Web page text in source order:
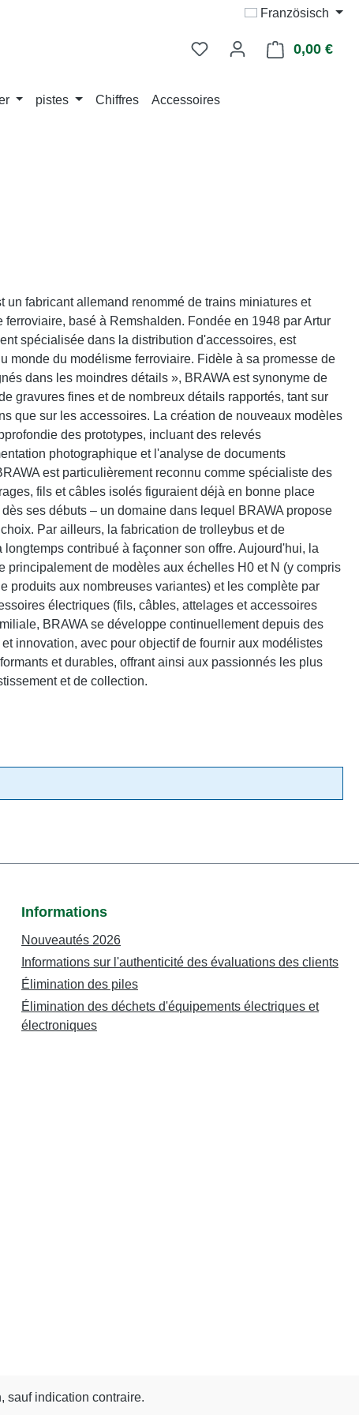
Französisch
0,00 €Le
pistes Chiffres Accessoires
un fabricant allemand renommé de trains miniatures et
basé à Remshalden. Fondée en 1948 par Artur
spécialisée dans la distribution d'accessoires, est
monde du modélisme ferroviaire. Fidèle à sa promesse de
dans les moindres détails », BRAWA est synonyme de
gravures fines et de nombreux détails rapportés, tant sur
que sur les accessoires. La création de nouveaux modèles
des prototypes, incluant des relevés
photographique et l'analyse de documents
est particulièrement reconnu comme spécialiste des
fils et câbles isolés figuraient déjà en bonne place
ses débuts – un domaine dans lequel BRAWA propose
Par ailleurs, la fabrication de trolleybus et de
contribué à façonner son offre. Aujourd'hui, la
principalement de modèles aux échelles H0 et N (y compris
produits aux nombreuses variantes) et les complète par
électriques (fils, câbles, attelages et accessoires
BRAWA se développe continuellement depuis des
innovation, avec pour objectif de fournir aux modélistes
et durables, offrant ainsi aux passionnés les plus
et de collection.
Informations
Nouveautés 2026
Informations sur l'authenticité des évaluations des clients
Élimination des piles
Élimination des déchets d'équipements électriques et
électroniques
sauf indication contraire.